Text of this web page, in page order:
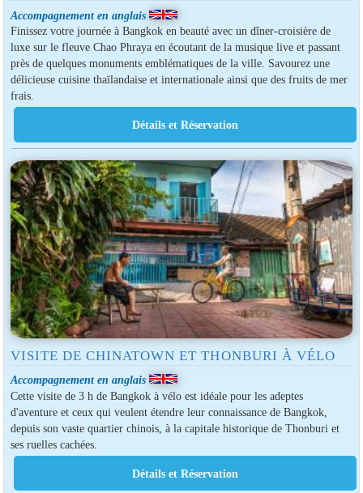
Accompagnement en anglais
Finissez votre journée à Bangkok en beauté avec un dîner-croisière de
luxe sur le fleuve Chao Phraya en écoutant de la musique live et passant
près de quelques monuments emblématiques de la ville. Savourez une
délicieuse cuisine thaïlandaise et internationale ainsi que des fruits de mer
frais.
VISITE DE CHINATOWN ET THONBURI À VÉLO
Accompagnement en anglais
Cette visite de 3 h de Bangkok à vélo est idéale pour les adeptes
d'aventure et ceux qui veulent étendre leur connaissance de Bangkok,
depuis son vaste quartier chinois, à la capitale historique de Thonburi et
ses ruelles cachées.